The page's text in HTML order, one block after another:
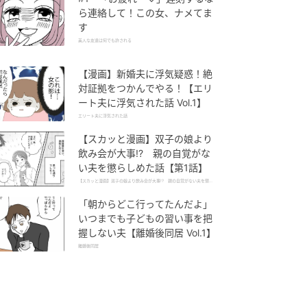
ら連絡して！この女、ナメてま
す
美人な友達は何でも許される
【漫画】新婚夫に浮気疑惑！絶
対証拠をつかんでやる！【エリ
ート夫に浮気された話 Vol.1】
エリート夫に浮気された話
【スカッと漫画】双子の娘より
飲み会が大事!? 親の自覚がな
い夫を懲らしめた話【第1話】
【スカッと漫画】双子の娘より飲み会が大事!? 親の自覚がない夫を懲ら
「朝からどこ行ってたんだよ」
いつまでも子どもの習い事を把
握しない夫【離婚後同居 Vol.1】
離婚後同居